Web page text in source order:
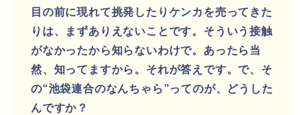
目の前に現れて挑発したりケンカを売ってきた
りは、まずありえないことです。そういう接触
がなかったから知らないわけで。あったら当
然、知ってますから。それが答えです。で、そ
の“池袋連合のなんちゃら”ってのが、どうした
んですか？